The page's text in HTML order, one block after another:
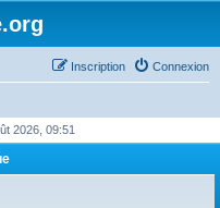
Connexion
Inscription
2026, 09:51